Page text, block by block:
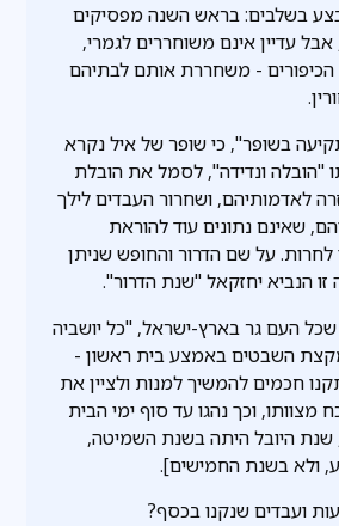
בשלבים: בראש השנה מפסיקים
עדיין אינם משוחררים לגמרי,
הכיפורים - משחררת אותם לבתיהם
בשופר", כי שופר של איל נקרא
"הובלה ונדידה", לסמל את הובלת
לאדמותיהם, ושחרור העבדים לילך
שאינם נתונים עוד להוראת
לחרות. על שם הדרור והחופש שניתן
הנביא יחזקאל "שנת הדרור".
שכל העם גר בארץ-ישראל, "כל יושביה
השבטים באמצע בית ראשון -
חכמים להמשיך למנות ולציין את
מצוותו, וכך נהגו עד סוף ימי הבית
שנת היובל היתה בשנת השמיטה,
ולא בשנת החמישים].
ועבדים שנקנו בכסף?